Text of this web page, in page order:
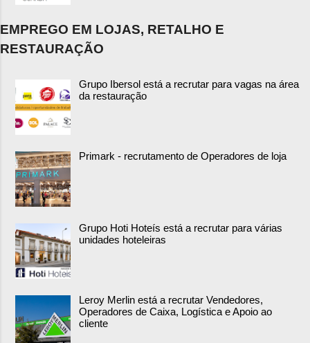
EMPREGO EM LOJAS, RETALHO E
RESTAURAÇÃO
Grupo Ibersol está a recrutar para vagas na área
da restauração
Primark - recrutamento de Operadores de loja
Grupo Hoti Hoteís está a recrutar para várias
unidades hoteleiras
Leroy Merlin está a recrutar Vendedores,
Operadores de Caixa, Logística e Apoio ao
cliente